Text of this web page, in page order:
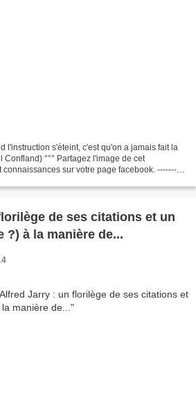
l'instruction s'éteint, c'est qu'on a jamais fait la
°°° Partagez l'image de cet
sur votre page facebook. ----------
de ses citations et un
?) à la manière de...